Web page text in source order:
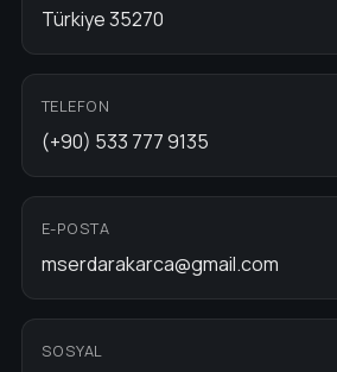
Türkiye 35270
TELEFON
(+90) 533 777 9135
E-POSTA
mserdarakarca@gmail.com
SOSYAL